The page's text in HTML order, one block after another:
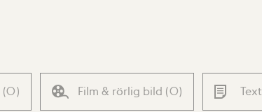
(0) Film & rörlig bild (0) Text